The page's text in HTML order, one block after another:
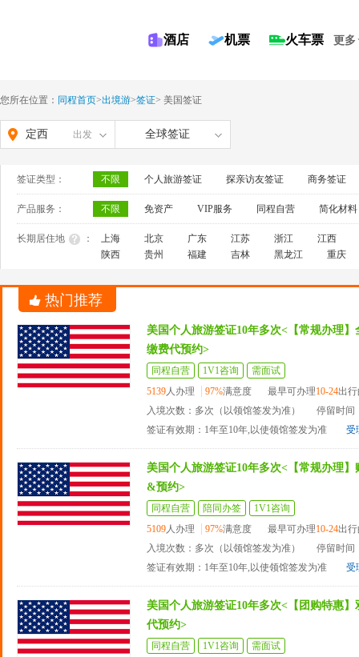
酒店 机票 火车票 更多
您所在位置： 同程首页>出境游>签证> 美国签证
定西 出发 全球签证
签证类型： 不限 个人旅游签证 探亲访友签证 商务签证
产品服务： 不限 免资产 VIP服务 同程自营 简化材料
长期居住地 ： 上海 北京 广东 江苏 浙江
江西
陕西
贵州 福建 吉林 黑龙江 重庆
热门推荐
美国个人旅游签证10年多次<【常规办理
缴费代预约>
同程自营 1V1咨询
需面试
5139人办理 97%满意度 最早可办理10-24出
入境次数：多次（以领馆签发为准）
停留时间
签证有效期：1年至10年,以使领馆签发为准
受
美国个人旅游签证10年多次<【常规办理
&预约>
同程自营 陪同办签
1V1咨询
5109人办理 97%满意度 最早可办理10-24出
入境次数：多次（以领馆签发为准）
停留时间
签证有效期：1年至10年,以使领馆签发为准
受
美国个人旅游签证10年多次<【团购特惠
代预约>
同程自营 1V1咨询
需面试